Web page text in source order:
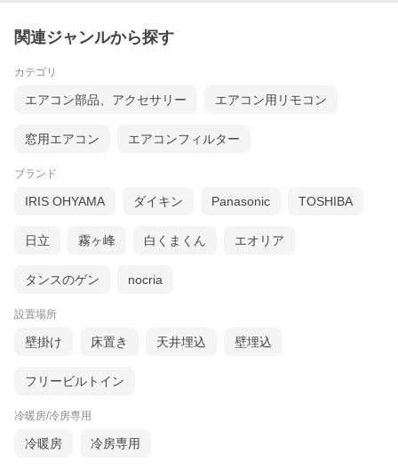
エアコン 12畳 冷暖
房 標準取付工事費
エアコン 14畳 冷暖
関連ジャンルから探す
カテゴリ
エアコン部品、アクセサリー エアコン用リモコン
窓用エアコン エアコンフィルター
ブランド
IRIS OHYAMA ダイキン Panasonic TOSHIBA
日立 霧ヶ峰 白くまくん エオリア
タンスのゲン nocria
設置場所
壁掛け 床置き 天井埋込 壁埋込
フリービルトイン
冷暖房/冷房専用
冷暖房 冷房専用